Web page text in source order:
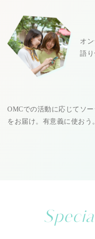
オ
語
OMCでの活動に応じてソー
をお届け。有意義に使おう。